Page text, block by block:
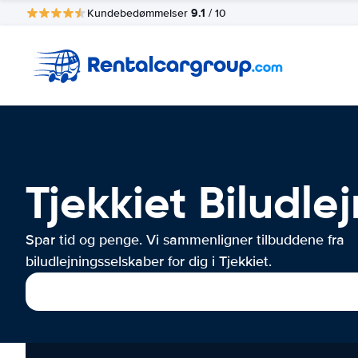
Kundebedømmelser 9.1 / 10
Tjekkiet
Spar tid og penge. Vi sammenligner tilbuddene fra
biludlejningsselskaber for dig i Tjekkiet.